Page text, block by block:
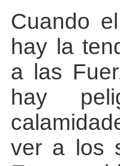
Cuando
hay la
a las
hay
ver a los